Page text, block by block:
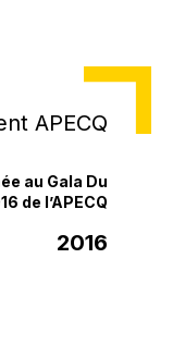
APECQ
au Gala Du
de l’APECQ
2016